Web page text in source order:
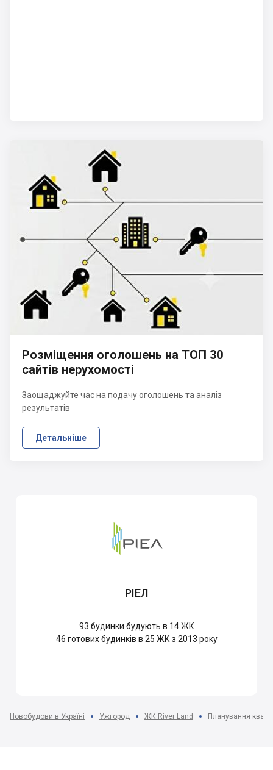
Розміщення оголошень на ТОП 30
сайтів нерухомості
Заощаджуйте час на подачу оголошень та аналіз
результатів
Детальніше
РІЕЛ
93 будинки будують в 14 ЖК
46 готових будинків в 25 ЖК з 2013 року
Новобудови в Україні Ужгород ЖК River Land Планування